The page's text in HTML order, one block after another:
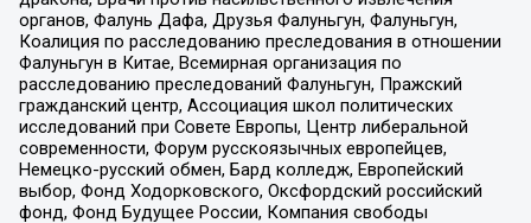
органов, Фалунь Дафа, Друзья Фалуньгун, Фалуньгун,
Коалиция по расследованию преследования в отношении
Фалуньгун в Китае, Всемирная организация по
расследованию преследований Фалуньгун, Пражский
гражданский центр, Ассоциация школ политических
исследований при Совете Европы, Центр либеральной
современности, Форум русскоязычных европейцев,
Немецко-русский обмен, Бард колледж, Европейский
выбор, Фонд Ходорковского, Оксфордский российский
фонд, Фонд Будущее России, Компания свободы